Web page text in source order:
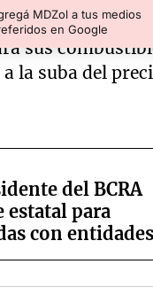
MDZol a tus medios
en Google
sus
la suba del
del BCRA
estatal para
con entidades